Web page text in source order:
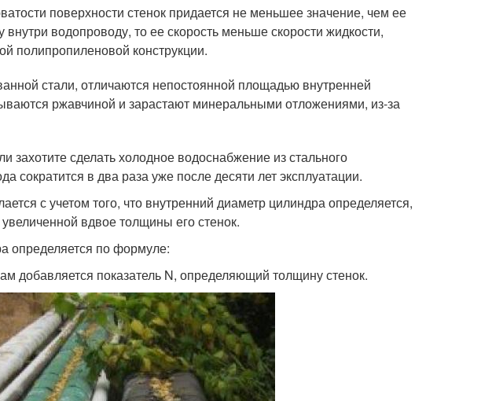
поверхности стенок придается не меньшее значение, чем ее
водопроводу, то ее скорость меньше скорости жидкости,
полипропиленовой конструкции.
стали, отличаются непостоянной площадью внутренней
ржавчиной и зарастают минеральными отложениями, из-за
захотите сделать холодное водоснабжение из стального
сократится в два раза уже после десяти лет эксплуатации.
с учетом того, что внутренний диаметр цилиндра определяется,
вдвое толщины его стенок.
определяется по формуле:
добавляется показатель N, определяющий толщину стенок.